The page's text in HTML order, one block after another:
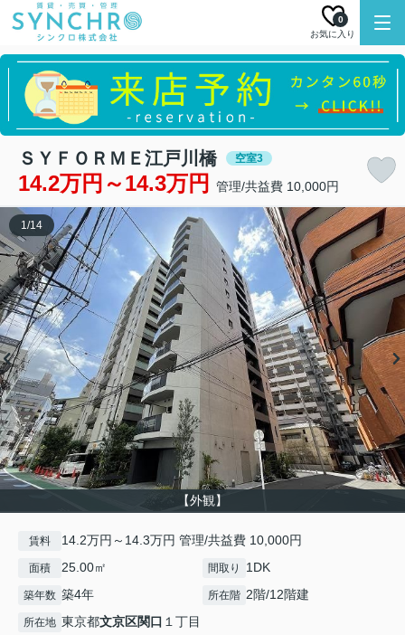
お気に入り
0
ＳＹＦＯＲＭＥ江戸川橋 空室3
14.2万円～14.3万円 管理/共益費 10,000円
【外観】
1 /14
賃料 14.2万円～14.3万円 管理/共益費 10,000円
面積 25.00㎡ 間取り 1DK
築年数 築4年 所在階 2階/12階建
所在地 東京都文京区関口 １丁目